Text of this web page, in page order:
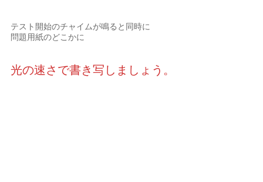
テスト開始のチャイムが鳴ると同時に
問題用紙のどこかに
光の速さで書き写しましょう。